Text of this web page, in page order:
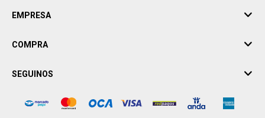
EMPRESA
COMPRA
SEGUINOS